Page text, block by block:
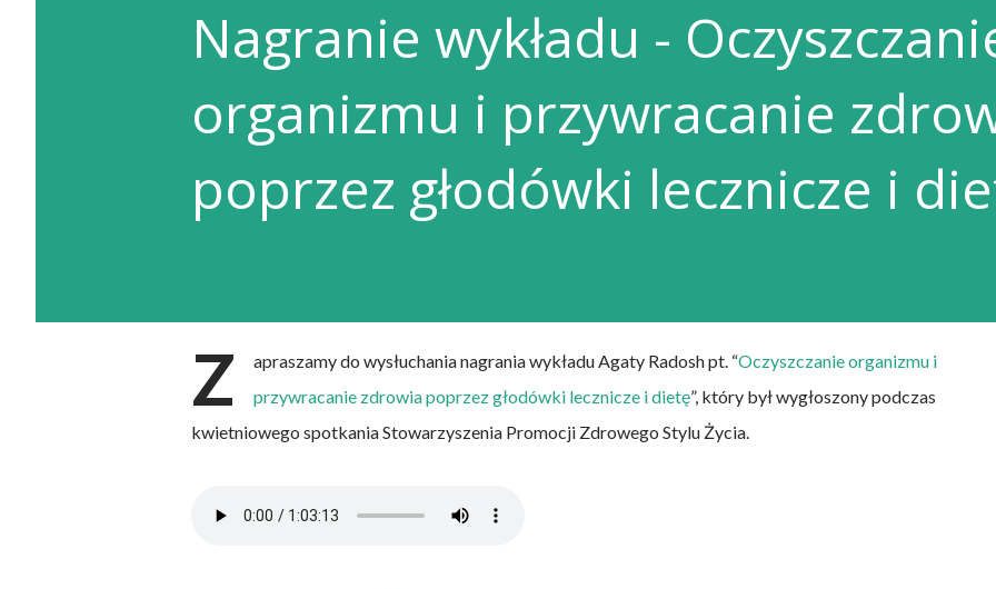
Nagranie wykładu -
organizmu i przywracanie
poprzez głodówki lecznicze i
Z apraszamy do wysłuchania nagrania wykładu Agaty Radosh pt. “Oczyszczanie organizmu i
przywracanie zdrowia poprzez głodówki lecznicze i dietę”, który był wygłoszony podczas
kwietniowego spotkania Stowarzyszenia Promocji Zdrowego Stylu Życia.